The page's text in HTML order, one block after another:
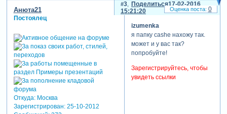
Поделиться
3
17-02-2016
15:21:20
Анюта21
Постоялец
Откуда:Москва
Зарегистрирован: 25-10-2012
izumenka
я папку cashe нахожу так.
может и у вас так?
попробуйте!
Зарегистрируйтесь, чтобы
увидеть ссылки
0